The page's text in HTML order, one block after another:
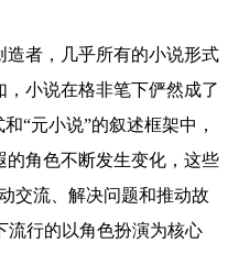
者，几乎所有的小说形式
小说在格非笔下俨然成了
“元小说”的叙述框架中，
角色不断发生变化，这些
交流、解决问题和推动故
流行的以角色扮演为核心